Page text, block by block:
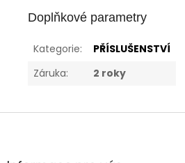
Doplňkové parametry
Kategorie:
PŘÍSLUŠENSTVÍ
Záruka: 2 roky
Z